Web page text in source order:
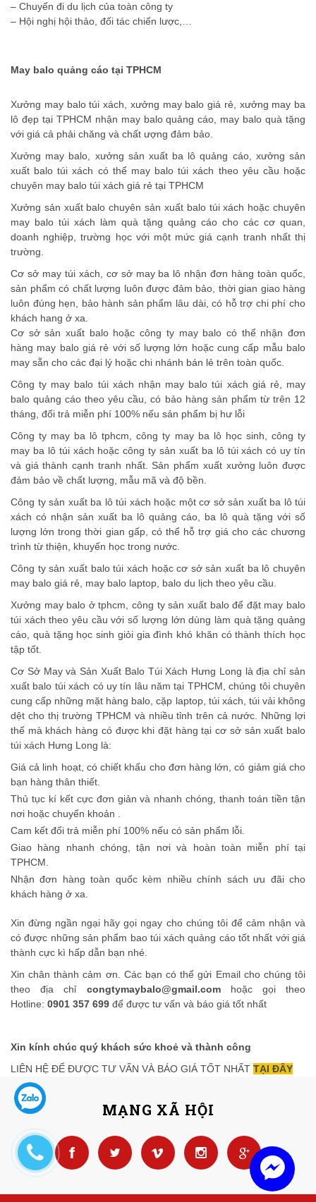
– Chuyến đi du lịch của toàn công ty
– Hội nghị hội thảo, đối tác chiến lược,…
May balo quảng cáo tại TPHCM
Xưởng may balo túi xách, xưởng may balo giá rẻ, xưởng may ba
lô đẹp tại TPHCM nhận may balo quảng cáo, may balo quà tặng
với giá cả phải chăng và chất ượng đảm bảo.
Xưởng may balo, xưởng sản xuất ba lô quảng cáo, xưởng sản
xuất balo túi xách có thể may balo túi xách theo yêu cầu hoặc
chuyên may balo túi xách giá rẻ tại TPHCM
Xưởng sản xuất balo chuyên sản xuất balo túi xách hoặc chuyên
may balo túi xách làm quà tặng quảng cáo cho các cơ quan,
doanh nghiệp, trường học với một mức giá cạnh tranh nhất thị
trường.
Cơ sở may túi xách, cơ sở may ba lô nhận đơn hàng toàn quốc,
sản phẩm có chất lượng luôn được đảm bảo, thời gian giao hàng
luôn đúng hẹn, bảo hành sản phẩm lâu dài, có hỗ trợ chi phí cho
khách hang ở xa.
Cơ sở sản xuất balo hoặc công ty may balo có thể nhận đơn
hàng may balo giá rẻ với số lượng lớn hoặc cung cấp mẫu balo
may sẵn cho các đại lý hoặc chi nhánh bán lẻ trên toàn quốc.
Công ty may balo túi xách nhận may balo túi xách giá rẻ, may
balo quảng cáo theo yêu cầu, có bảo hàng sản phẩm từ trên 12
tháng, đổi trả miễn phí 100% nếu sản phẩm bị hư lỗi
Công ty may ba lô tphcm, công ty may ba lô học sinh, công ty
may ba lô túi xách hoặc công ty sản xuất ba lô túi xách có uy tín
và giá thành cạnh tranh nhất. Sản phẩm xuất xưởng luôn được
đảm bảo về chất lượng, mẫu mã và độ bền.
Công ty sản xuất ba lô túi xách hoặc một cơ sở sản xuất ba lô túi
xách có nhận sản xuất ba lô quảng cáo, ba lô quà tặng với số
lượng lớn trong thời gian gấp, có thể hỗ trợ giá cho các chương
trình từ thiện, khuyến học trong nước.
Công ty sản xuất balo túi xách hoặc cơ sở sản xuất ba lô chuyên
may balo giá rẻ, may balo laptop, balo du lịch theo yêu cầu.
Xưởng may balo ở tphcm, công ty sản xuất balo để đặt may balo
túi xách theo yêu cầu với số lượng lớn dùng làm quà tặng quảng
cáo, quà tặng học sinh giỏi gia đình khó khăn có thành thích học
tập tốt.
Cơ Sở May và Sản Xuất Balo Túi Xách Hưng Long là địa chỉ sản
xuất balo túi xách có uy tín lâu năm tại TPHCM, chúng tôi chuyên
cung cấp những mặt hàng balo, cặp laptop, túi xách, túi vải không
dệt cho thị trường TPHCM và nhiều tỉnh trên cả nước. Những lợi
thế mà khách hàng có được khi đặt hàng tại cơ sở sản xuất balo
túi xách Hưng Long là:
Giá cả linh hoạt, có chiết khấu cho đơn hàng lớn, có giảm giá cho
bạn hàng thân thiết.
Thủ tục kí kết cực đơn giản và nhanh chóng, thanh toán tiền tận
nơi hoặc chuyển khoản .
Cam kết đổi trả miễn phí 100% nếu có sản phẩm lỗi.
Giao hàng nhanh chóng, tận nơi và hoàn toàn miễn phí tại
TPHCM.
Nhận đơn hàng toàn quốc kèm nhiều chính sách ưu đãi cho
khách hàng ở xa.
Xin đừng ngần ngại hãy gọi ngay cho chúng tôi để cảm nhận và
có được những sản phẩm bao túi xách quảng cáo tốt nhất với giá
thành cực kì hấp dẫn bạn nhé.
Xin chân thành cảm ơn. Các bạn có thể gửi Email cho chúng tôi
theo địa chỉ congtymaybalo@gmail.comhoặc gọi theo
Hotline: 0901 357 699 để được tư vấn và báo giá tốt nhất
Xin kính chúc quý khách sức khoẻ và thành công
LIÊN HỆ ĐỂ ĐƯỢC TƯ VẤN VÀ BÁO GIÁ TỐT NHẤT TẠI ĐÂY
MẠNG XÃ HỘI